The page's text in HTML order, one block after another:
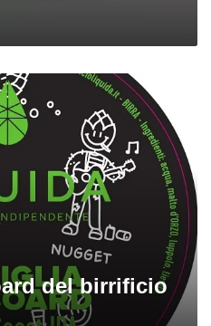
del birrificio